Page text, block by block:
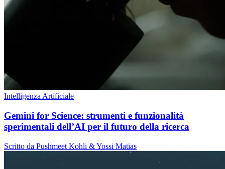
Intelligenza Artificiale
Gemini for Science: strumenti e funzionalità
sperimentali dell’AI per il futuro della ricerca
Scritto da Pushmeet Kohli & Yossi Matias